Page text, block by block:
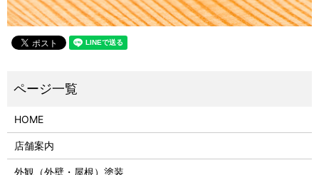
HOME
店舗案内
外観（外壁・屋根）塗装